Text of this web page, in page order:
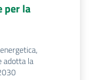
per la
adotta la